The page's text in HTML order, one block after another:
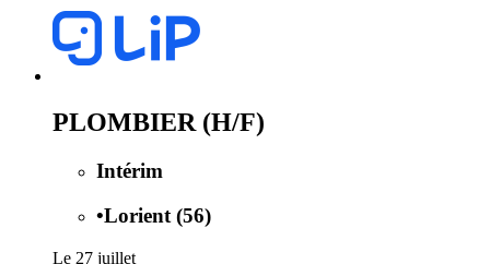
PLOMBIER (H/F)
Intérim
•Lorient (56)
Le 27 juillet